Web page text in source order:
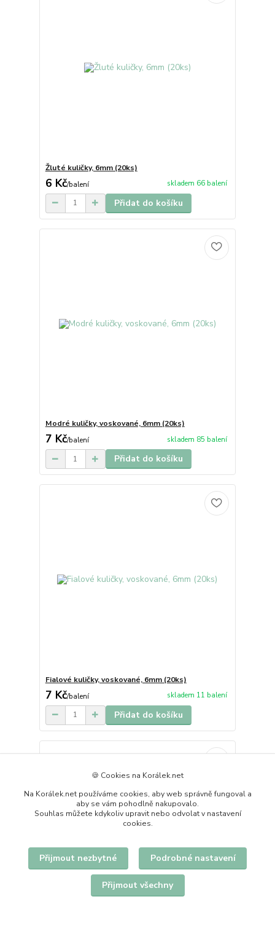
Žluté kuličky, 6mm (20ks)
6 Kč/balení skladem 66 balení
Přidat do košíku
Modré kuličky, voskované, 6mm (20ks)
7 Kč/balení skladem 85 balení
Přidat do košíku
Fialové kuličky, voskované, 6mm (20ks)
7 Kč/balení skladem 11 balení
Přidat do košíku
🍪 Cookies na Korálek.net
Na Korálek.net používáme cookies, aby web správně fungoval a
aby se vám pohodlně nakupovalo.
Souhlas můžete kdykoliv upravit nebo odvolat v nastavení
cookies.
Přijmout nezbytné Podrobné nastavení
Přijmout všechny